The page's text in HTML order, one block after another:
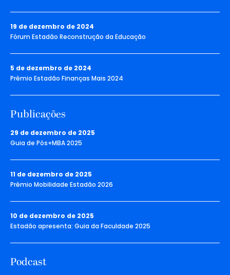
19 de dezembro de 2024
Fórum Estadão Reconstrução da Educação
5 de dezembro de 2024
Prêmio Estadão Finanças Mais 2024
Publicações
29 de dezembro de 2025
Guia de Pós+MBA 2025
11 de dezembro de 2025
Prêmio Mobilidade Estadão 2026
10 de dezembro de 2025
Estadão apresenta: Guia da Faculdade 2025
Podcast